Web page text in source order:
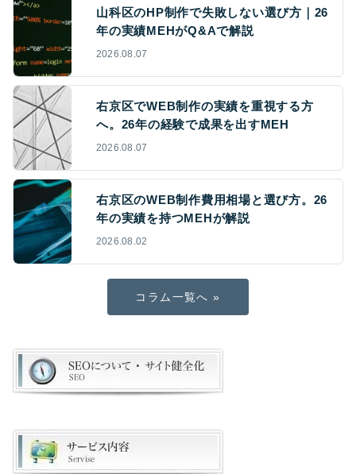
山科区のHP制作で失敗しない選び方｜26
年の実績MEHがQ&Aで解説
2026.08.07
右京区でWEB制作の実績を重視する方
へ。26年の経験で成果を出すMEH
2026.08.07
右京区のWEB制作費用相場と選び方。26
年の実績を持つMEHが解説
2026.08.02
コラム一覧へ »